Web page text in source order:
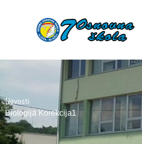
Novosti
Biologija Korekcija1